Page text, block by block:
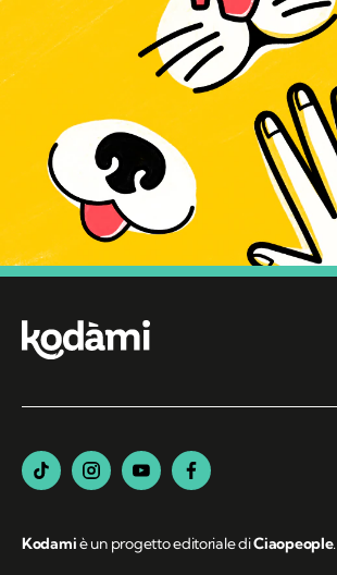
Kodamiè un progetto editoriale diCiaopeople.